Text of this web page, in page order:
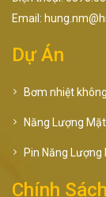
Email:
Dự Án
Bơm nhiệt
Năng Lượng
Pin Năng Lượng
Chính Sách